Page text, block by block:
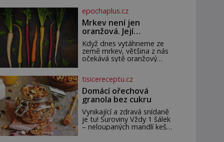
epochaplus.cz
Mrkev není jen
oranžová. Její
neuvěřitelný příběh
začíná fialovou barvou
Když dnes vytáhneme ze
země mrkev, většina z nás
očekává sytě oranžový
možné, jen ne oranžová. Je
fialová, žlutá, bílá, někdy
dokonce téměř černá. Až
díky stovkám let pečlivého
šlechtění se z ní stává
zelenina, bez které si
českou zahradu ani
nedokážeme představit.
tisicereceptu.cz
Domácí ořechová
granola bez cukru
Vynikající a zdravá snídaně
je tu! Suroviny Vždy 1 šálek
– neloupaných mandlí kešu